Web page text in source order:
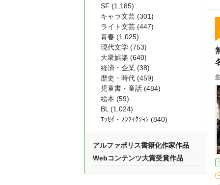
SF (1,185)
キャラ文芸 (301)
ライト文芸 (447)
青春 (1,025)
現代文学 (753)
大衆娯楽 (640)
経済・企業 (38)
歴史・時代 (459)
児童書・童話 (484)
絵本 (59)
BL (1,024)
ｴｯｾｲ・ﾉﾝﾌｨｸｼｮﾝ (840)
アルファポリス書籍化作家作品
Webコンテンツ大賞受賞作品